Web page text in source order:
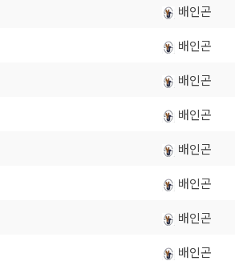
배인곤
배인곤
배인곤
배인곤
배인곤
배인곤
배인곤
배인곤